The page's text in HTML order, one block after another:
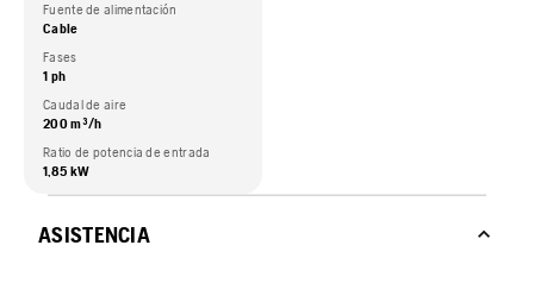
Fuente de alimentación
Cable
Fases
1 ph
Caudal de aire
200 m³/h
Ratio de potencia de entrada
1,85 kW
ASISTENCIA